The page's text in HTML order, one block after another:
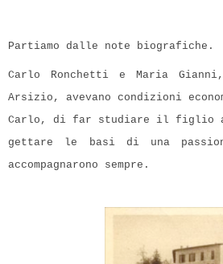
Partiamo dalle note biografiche.
Carlo Ronchetti e Maria
Arsizio, avevano condizioni
Carlo, di far studiare il figlio al
gettare le basi di una
accompagnarono sempre.